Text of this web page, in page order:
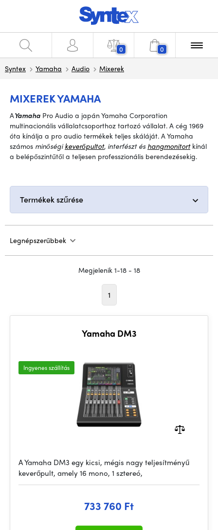
0 0
Syntex Yamaha Audio Mixerek
MIXEREK YAMAHA
AYamaha Pro Audio a japán Yamaha Corporation
multinacionális vállalatcsoporthoz tartozó vállalat. A cég 1969
óta kínálja a pro audio termékek teljes skáláját. AYamaha
számos minőségi keverőpultot, interfészt és hangmonitortkínál
a belépőszintűtől a teljesen professzionális berendezésekig.
Termékek szűrése
Legnépszerűbbek
Megjelenik 1-18 - 18
1
Yamaha DM3
Ingyenes szállítás
A Yamaha DM3 egy kicsi, mégis nagy teljesítményű
keverőpult, amely 16 mono, 1 sztereó,
733 760 Ft